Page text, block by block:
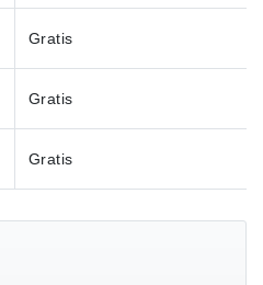
Gratis
Gratis
Gratis